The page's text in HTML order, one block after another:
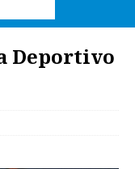
Deportivo